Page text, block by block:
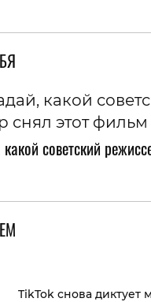
какой советский
TikTok снова диктует